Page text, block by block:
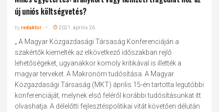
új uniós költségvetés?
byredaktor 2021. április 26.
„ A Magyar Közgazdasági Társaság Konferenciáján a
szakértők kiemelték az elkövetkező időszakban rejlő
lehetőségeket, ugyanakkor komoly kritikával is illették a
magyar terveket. A Makronóm tudósítása. A Magyar
Közgazdasági Társaság (MKT) április 15-én tartotta legutóbbi
konferenciáját, melynek első feléről korábbi tudósításunkat itt
olvashatja. A délelőtti fejlesztéspolitikai vitát követően délután